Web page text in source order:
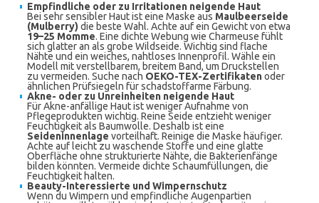
Empfindliche oder zu Irritationen neigende Haut
Bei sehr sensibler Haut ist eine Maske aus Maulbeerseide
(Mulberry) die beste Wahl. Achte auf ein Gewicht von etwa
19–25 Momme. Eine dichte Webung wie Charmeuse fühlt
sich glatter an als grobe Wildseide. Wichtig sind flache
Nähte und ein weiches, nahtloses Innenprofil. Wähle ein
Modell mit verstellbarem, breitem Band, um Druckstellen
zu vermeiden. Suche nach OEKO-TEX-Zertifikatenoder
ähnlichen Prüfsiegeln für schadstoffarme Färbung.
Akne- oder zu Unreinheiten neigende Haut
Für Akne-anfällige Haut ist weniger Aufnahme von
Pflegeprodukten wichtig. Reine Seide entzieht weniger
Feuchtigkeit als Baumwolle. Deshalb ist eine
Seideninnenlage vorteilhaft. Reinige die Maske häufiger.
Achte auf leicht zu waschende Stoffe und eine glatte
Oberfläche ohne strukturierte Nähte, die Bakterienfänge
bilden könnten. Vermeide dichte Schaumfüllungen, die
Feuchtigkeit halten.
Beauty-Interessierte und Wimpernschutz
Wenn du Wimpern und empfindliche Augenpartien